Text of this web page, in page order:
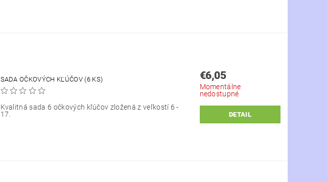
SADA OČKOVÝCH KĽÚČOV (6 KS)
Kvalitná sada 6 očkových kľúčov zložená z veľkostí 6 -
17.
€6,05
Momentálne
nedostupné
DETAIL